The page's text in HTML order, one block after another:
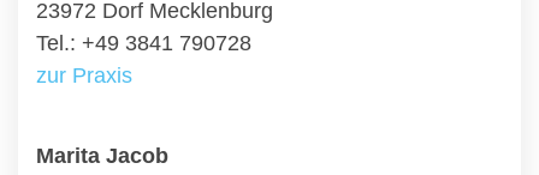
23972 Dorf Mecklenburg
Tel.: +49 3841 790728
zur Praxis
Marita Jacob